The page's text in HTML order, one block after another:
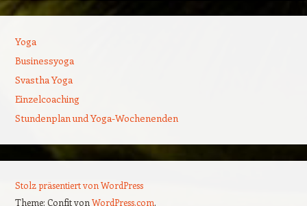
Yoga
Businessyoga
Svastha Yoga
Einzelcoaching
Stundenplan und Yoga-Wochenenden
Stolz präsentiert von WordPress
Theme: Confit von WordPress.com.